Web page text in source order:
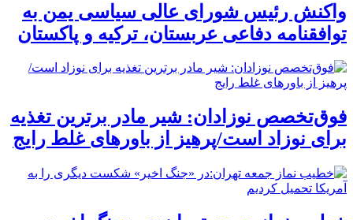
واکنش رئیس شورای عالی سیاسی یمن به
توافقنامه دفاعی عربستان، ترکیه و پاکستان
فوق‌تخصص نوزادان: شیر مادر برترین تغذیه
برای نوزاد است/پرهیز از باورهای غلط رایج